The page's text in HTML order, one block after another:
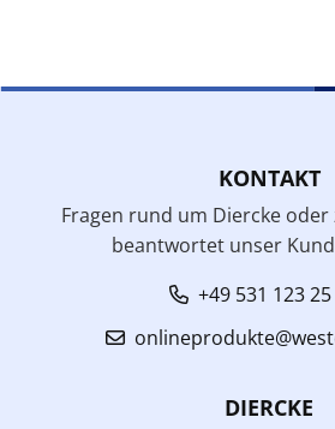
KONTAKT
Fragen rund um Diercke oder
beantwortet unser
+49 531 123
DIERCKE